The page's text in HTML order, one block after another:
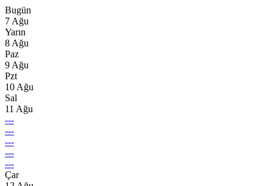
Bugün
7 Ağu
Yarın
8 Ağu
Paz
9 Ağu
Pzt
10 Ağu
Sal
11 Ağu
---
---
---
---
---
Çar